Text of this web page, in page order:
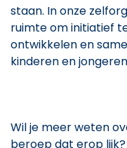
staan. In onze
ruimte om initiatief
ontwikkelen en
kinderen en
Wil je meer weten
beroep dat erop